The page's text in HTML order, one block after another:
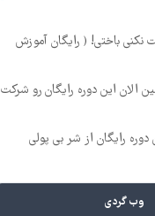
نکنی باختی! ( رایگان آموزش
الان این دوره رایگان رو شرکت
دوره رایگان از شر بی پولی
وب گردی